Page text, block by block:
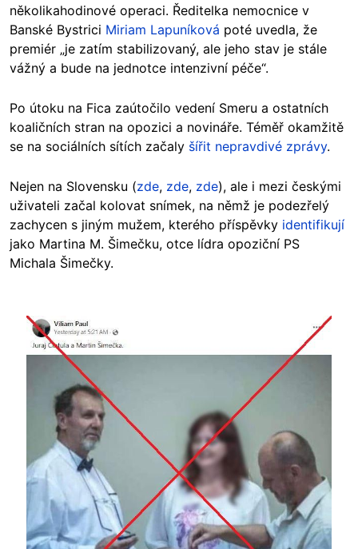
několikahodinové operaci. Ředitelka nemocnice v
Banské Bystrici Miriam Lapuníková poté uvedla, že
premiér „je zatím stabilizovaný, ale jeho stav je stále
vážný a bude na jednotce intenzivní péče“.
Po útoku na Fica zaútočilo vedení Smeru a ostatních
koaličních stran na opozici a novináře. Téměř okamžitě
se na sociálních sítích začaly šířit nepravdivé zprávy.
Nejen na Slovensku (zde, zde, zde), ale i mezi českými
uživateli začal kolovat snímek, na němž je podezřelý
zachycen s jiným mužem, kterého příspěvky identifikují
jako Martina M. Šimečku, otce lídra opoziční PS
Michala Šimečky.
Image